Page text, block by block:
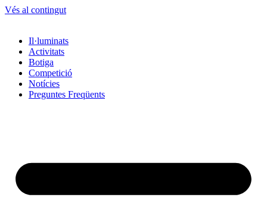
Vés al contingut
Il·luminats
Activitats
Botiga
Competició
Notícies
Preguntes Freqüents